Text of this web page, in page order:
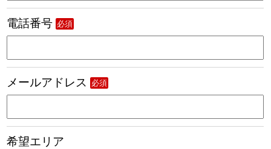
電話番号 必須
メールアドレス 必須
希望エリア